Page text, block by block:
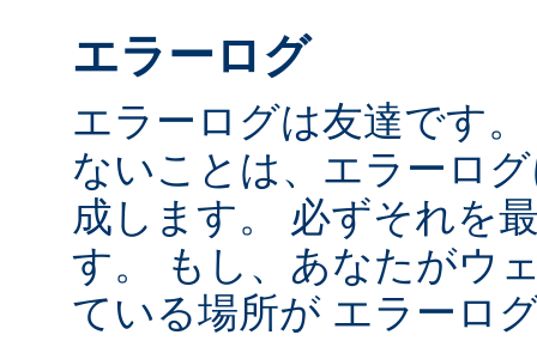
エラーログ
エラーログは友達です
ないことは、エラーロ
成します。 必ずそれを
す。 もし、あなたがウ
ている場所が エラーロ